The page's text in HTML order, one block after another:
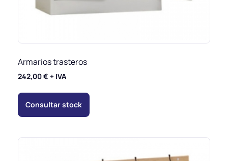
Armarios trasteros
242,00€ + IVA
Consultar stock